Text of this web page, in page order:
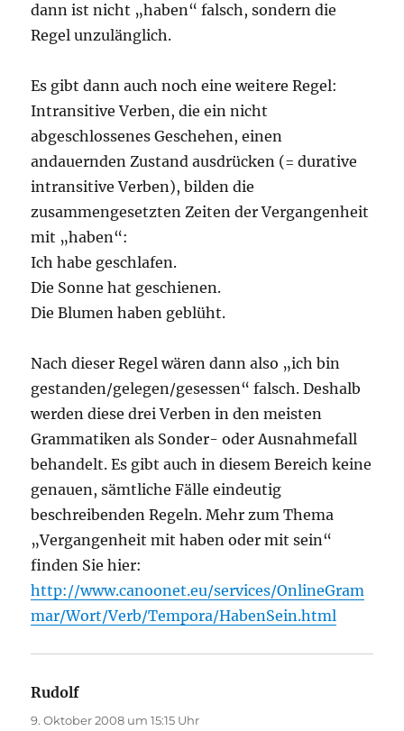
dann ist nicht „haben“ falsch, sondern die
Regel unzulänglich.
Es gibt dann auch noch eine weitere Regel:
Intransitive Verben, die ein nicht
abgeschlossenes Geschehen, einen
andauernden Zustand ausdrücken (= durative
intransitive Verben), bilden die
zusammengesetzten Zeiten der Vergangenheit
mit „haben“:
Ich habe geschlafen.
Die Sonne hat geschienen.
Die Blumen haben geblüht.
Nach dieser Regel wären dann also „ich bin
gestanden/gelegen/gesessen“ falsch. Deshalb
werden diese drei Verben in den meisten
Grammatiken als Sonder- oder Ausnahmefall
behandelt. Es gibt auch in diesem Bereich keine
genauen, sämtliche Fälle eindeutig
beschreibenden Regeln. Mehr zum Thema
„Vergangenheit mit haben oder mit sein“
finden Sie hier:
http://www.canoonet.eu/services/OnlineGram
mar/Wort/Verb/Tempora/HabenSein.html
Rudolf
9. Oktober 2008 um 15:15 Uhr